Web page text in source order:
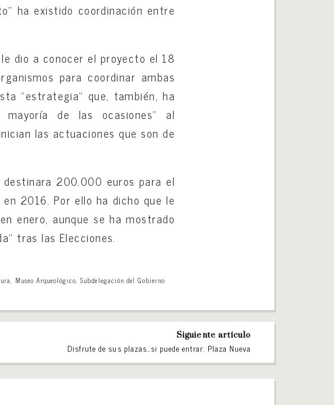
ha existido coordinación entre
dio a conocer el proyecto el 18
para coordinar ambas
“estrategia” que, también, ha
de las ocasiones” al
las actuaciones que son de
200.000 euros para el
2016. Por ello ha dicho que le
enero, aunque se ha mostrado
tras las Elecciones.
, Museo Arqueológico,Subdelegación del Gobierno
Siguiente artículo
Disfrute de sus plazas…si puede entrar: Plaza Nueva